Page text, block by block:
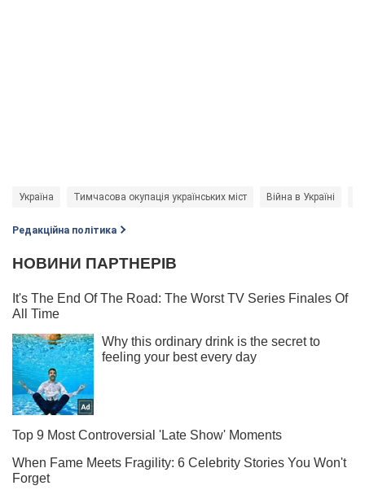
Україна Тимчасова окупація українських міст Війна в Україні
Редакційна політика